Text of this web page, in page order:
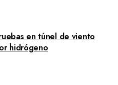
en túnel de viento
hidrógeno